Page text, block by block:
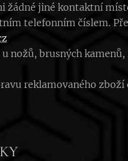
žádné jiné kontaktní
telefonním číslem.
nožů, brusných
reklamovaného